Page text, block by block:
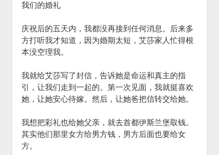
我们的婚礼
庆祝后的五天内，我都没再接到任何消息。后来多
方打听我才知道，因为婚期太短，艾莎家人忙得根
本没空理我。
我就给艾莎写了封信，告诉她是命运和真主的指
引，让我们走到一起的。第一次见面，我就挺喜欢
她，让她安心待嫁。然后，让她爸把信转交给她。
我想把彩礼也给她父亲，就去首都伊斯兰堡取钱。
其实他们那里女方给男方钱，男方后面也要给女
方。